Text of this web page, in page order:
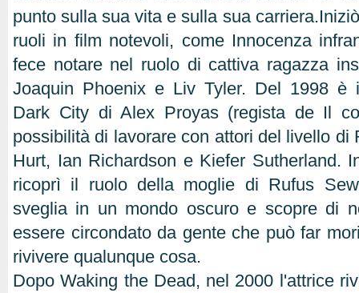
punto sulla sua vita e sulla sua
ruoli in film notevoli, come Innocenza
fece notare nel ruolo di cattiva ragazza
Joaquin Phoenix e Liv Tyler. Del 1998 è
Dark City di Alex Proyas (regista de Il
possibilità di lavorare con attori del livello di
Hurt, Ian Richardson e Kiefer Sutherland.
ricoprì il ruolo della moglie di Rufus
sveglia in un mondo oscuro e scopre di
essere circondato da gente che può far
rivivere qualunque cosa.
Dopo Waking the Dead, nel 2000 l'attrice